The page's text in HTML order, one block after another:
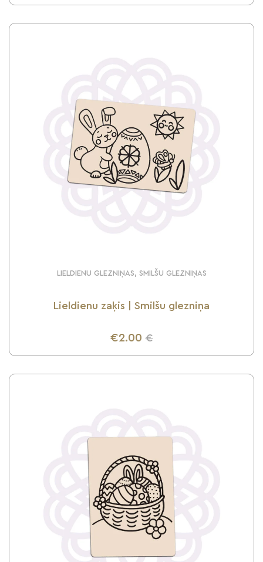
UZZINI VAIRĀK
LIELDIENU GLEZNIŅAS, SMILŠU GLEZNIŅAS
Lieldienu zaķis | Smilšu glezniņa
€2.00 €
UZZINI VAIRĀK